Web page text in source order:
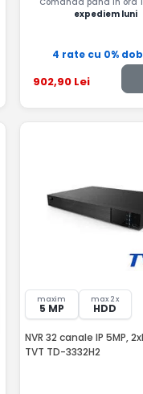
expediem luni
4 rate cu 0%
902,90 Lei
maxim
5 MP
max 2 x
HDD
NVR 32 canale IP 5MP,
TVT TD-3332H2